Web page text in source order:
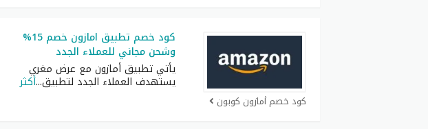
كود خصم أمازون كوبون
كود خصم تطبيق امازون خصم 15%
وشحن مجاني للعملاء الجدد
يأتي تطبيق أمازون مع عرض مغري
يستهدف العملاء الجدد لتطبيق...أكثر